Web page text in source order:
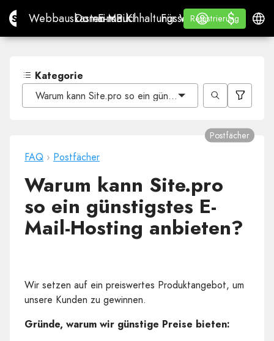
Site.proWebbauskasten mit KI
Webbauskasten mit KI
Domains
Domains
E-Mail
E-MailBuchhaltungssoftware
Buchhaltungssoftware
Für
Für Wiederverkäufer
WHITE LABEL
Lernen
Lernen
Registrierung
Registrierung
Anmelden
$
$
Kategorie
Warum kann Site.pro so ein günstigstes E-Mail-Hosting
FAQ › Postfächer
Postfächer
Warum kann Site.pro
so ein günstigstes E-
Mail-Hosting anbieten?
Wir setzen auf ein preiswertes Produktangebot, um
unsere Kunden zu gewinnen.
Gründe, warum wir günstige Preise bieten: